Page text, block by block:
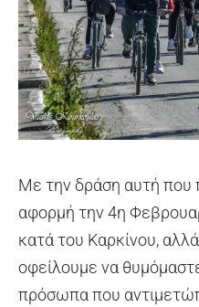
Με την δράση αυτή που
αφορμή την 4η
κατά του Καρκίνου,
οφείλουμε να
πρόσωπα που